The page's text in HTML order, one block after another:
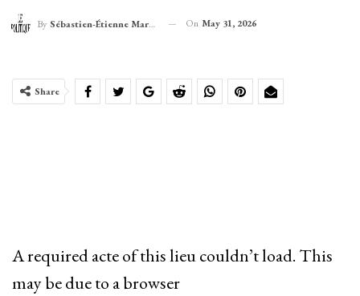
By Sébastien-Étienne Marechal On May 31, 2026
Share
A required acte of this lieu couldn’t load. This
may be due to a browser